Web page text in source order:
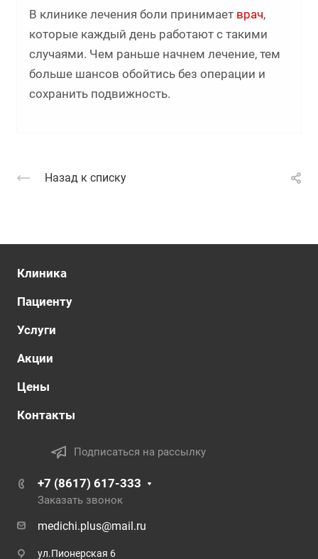
В клинике лечения боли принимает врач,
которые каждый день работают с такими
случаями. Чем раньше начнем лечение, тем
больше шансов обойтись без операции и
сохранить подвижность.
Назад к списку
Клиника
Пациенту
Услуги
Акции
Цены
Контакты
Подписаться на рассылку
+7 (8617) 617-333
Заказать звонок
medichi.plus@mail.ru
ул.Пионерская 6